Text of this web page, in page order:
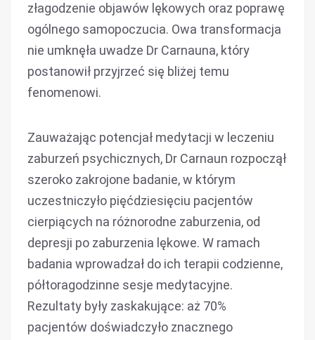
złagodzenie objawów lękowych oraz poprawę
ogólnego samopoczucia. Owa transformacja
nie umknęła uwadze Dr Carnauna, który
postanowił przyjrzeć się bliżej temu
fenomenowi.
Zauważając potencjał medytacji w leczeniu
zaburzeń psychicznych, Dr Carnaun rozpoczął
szeroko zakrojone badanie, w którym
uczestniczyło pięćdziesięciu pacjentów
cierpiących na różnorodne zaburzenia, od
depresji po zaburzenia lękowe. W ramach
badania wprowadzał do ich terapii codzienne,
półtoragodzinne sesje medytacyjne.
Rezultaty były zaskakujące: aż 70%
pacjentów doświadczyło znacznego